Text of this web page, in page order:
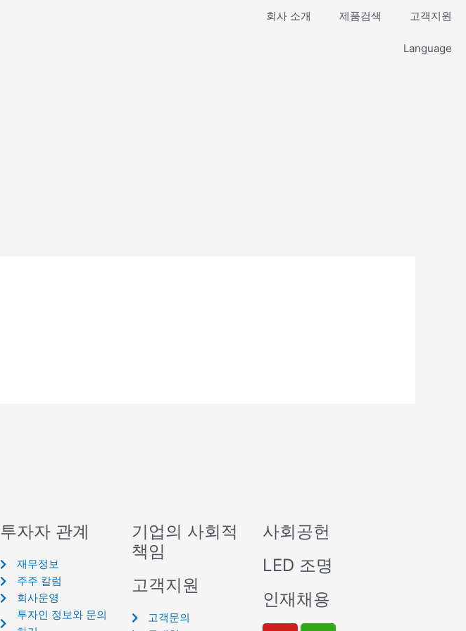
회사 소개 제품검색 고객지원
Language
투자자 관계
재무정보
주주 칼럼
회사운영
투자인 정보와 문의
기업의 사회적
책임
고객지원
고객문의
사회공헌
LED 조명
인재채용